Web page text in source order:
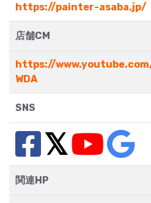
https://painter-asaba.jp/
店舗CM
https://
WDA
SNS
関連HP